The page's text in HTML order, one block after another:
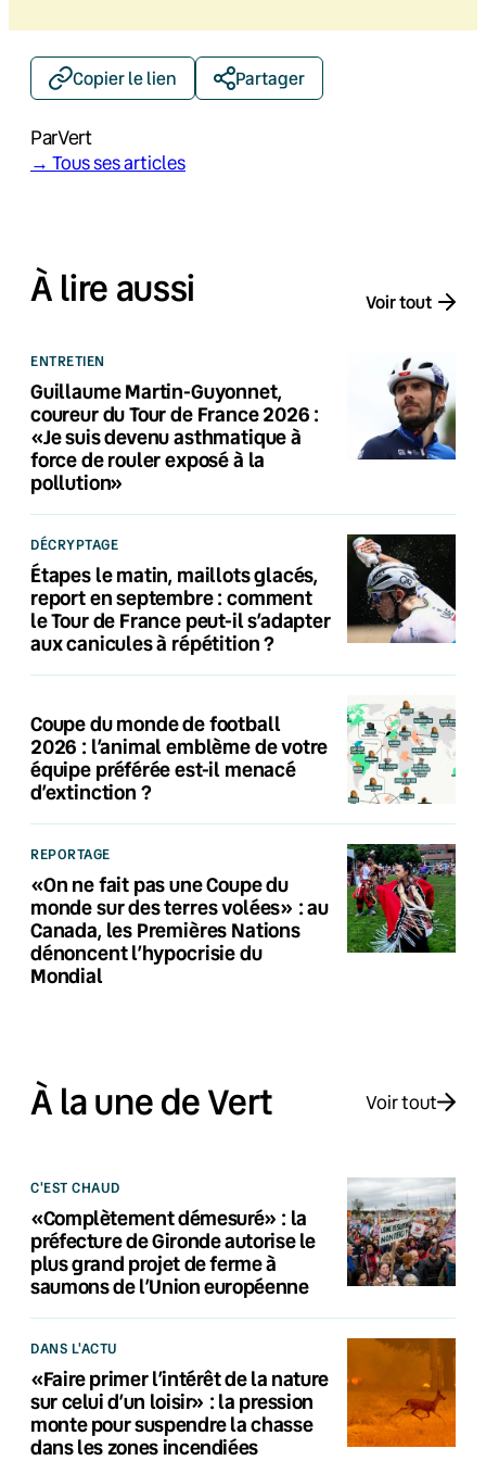
Copier le lien Partager
ParVert
→ Tous ses articles
À lire aussi Voir tout
ENTRETIEN
Guillaume Martin-Guyonnet,
coureur du Tour de France 2026 :
«Je suis devenu asthmatique à
force de rouler exposé à la
pollution»
DÉCRYPTAGE
Étapes le matin, maillots glacés,
report en septembre : comment
le Tour de France peut-il s’adapter
aux canicules à répétition ?
Coupe du monde de football
2026 : l’animal emblème de votre
équipe préférée est-il menacé
d’extinction ?
REPORTAGE
«On ne fait pas une Coupe du
monde sur des terres volées» : au
Canada, les Premières Nations
dénoncent l’hypocrisie du
Mondial
À la une de Vert Voir tout
C'EST CHAUD
«Complètement démesuré» : la
préfecture de Gironde autorise le
plus grand projet de ferme à
saumons de l’Union européenne
DANS L'ACTU
«Faire primer l’intérêt de la nature
sur celui d’un loisir» : la pression
monte pour suspendre la chasse
dans les zones incendiées